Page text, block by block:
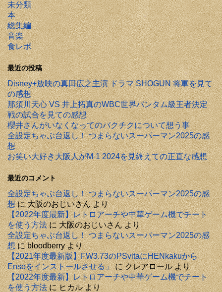
未分類
本
総集編
音楽
食レポ
最近の投稿
Disney+放映の真田広之主演 ドラマ SHOGUN 将軍を見て
の感想
那須川天心 VS 井上拓真のWBC世界バンタム級王者決定
戦の試合を見ての感想
櫻井さんがいなくなってのバクチクについて想う事
全設定ちゃぶ台返し！ つまらないスーパーマン2025の感
想
お笑い大好き大阪人がM-1 2024を見終えての正直な感想
最近のコメント
全設定ちゃぶ台返し！ つまらないスーパーマン2025の感
想に大阪のおじいさんより
【2022年度最新】レトロアーチや中華ゲーム機でチート
を使う方法に大阪のおじいさんより
全設定ちゃぶ台返し！ つまらないスーパーマン2025の感
想にbloodberryより
【2021年度最新版】FW3.73のPSvitaにHENkakuから
Ensoをインストールさせる」にクレアロールより
【2022年度最新】レトロアーチや中華ゲーム機でチート
を使う方法にヒカルより